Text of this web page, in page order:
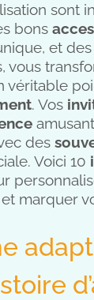
sont
bons
et des
vous
véritable
. Vos
des
Voici 10
et marquer